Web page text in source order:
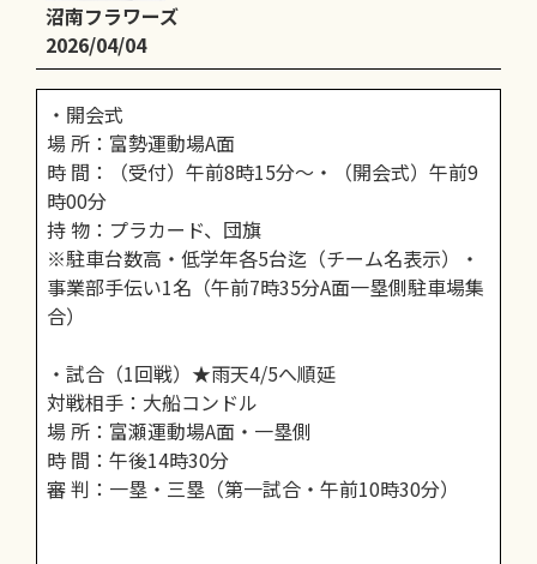
沼南フラワーズ
2026/04/04
・開会式
場 所：富勢運動場A面
時 間：（受付）午前8時15分～・（開会式）午前9
時00分
持 物：プラカード、団旗
※駐車台数高・低学年各5台迄（チーム名表示）・
事業部手伝い1名（午前7時35分A面一塁側駐車場集
合）
・試合（1回戦）★雨天4/5へ順延
対戦相手：大船コンドル
場 所：富瀬運動場A面・一塁側
時 間：午後14時30分
審 判：一塁・三塁（第一試合・午前10時30分）